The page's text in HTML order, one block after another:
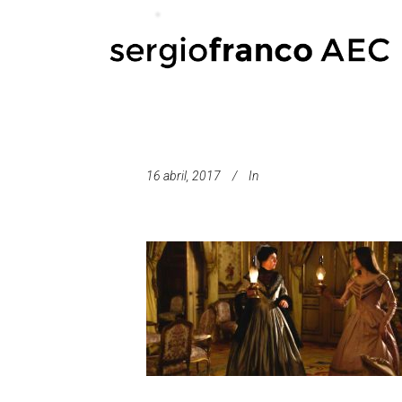
16 abril, 2017 In